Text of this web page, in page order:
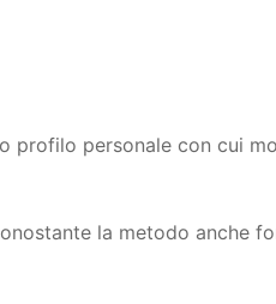
personale con cui
la metodo anche